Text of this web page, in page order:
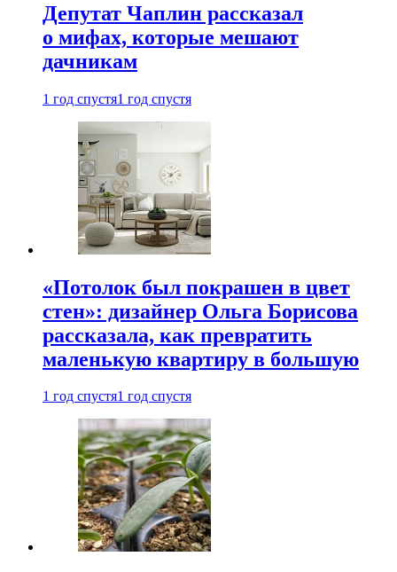
Депутат Чаплин рассказал
о мифах, которые мешают
дачникам
1 год спустя1 год спустя
«Потолок был покрашен в цвет
стен»: дизайнер Ольга Борисова
рассказала, как превратить
маленькую квартиру в большую
1 год спустя1 год спустя